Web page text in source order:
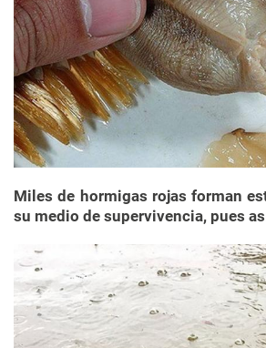
Miles de hormigas rojas forman
su medio de supervivencia, pues